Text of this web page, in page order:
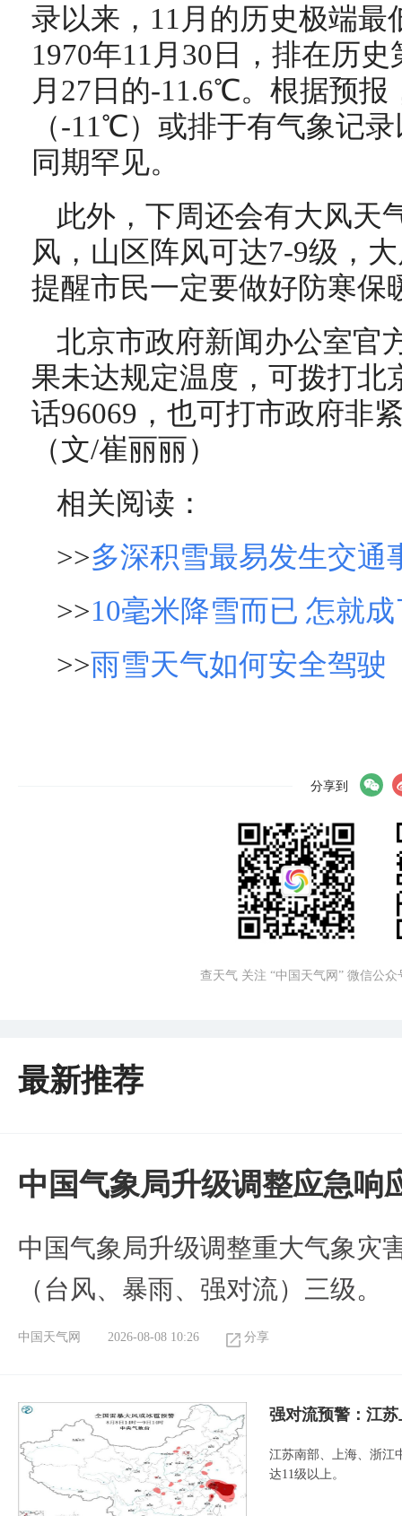
录以来，11月的历史极端
1970年11月30日，排在历
月27日的-11.6℃。根据预报
（-11℃）或排于有气象记
同期罕见。
此外，下周还会有大风天
风，山区阵风可达7-9级，
提醒市民一定要做好防寒保
北京市政府新闻办公室官
果未达规定温度，可拨打北
话96069，也可打市政府非
（文/崔丽丽）
相关阅读：
>>多深积雪最易发生交通
>>10毫米降雪而已 怎就
>>雨雪天气如何安全驾驶
分享到
查天气 关注 “中国天气网” 微信公众
最新推荐
中国气象局升级调整应急响
中国气象局升级调整重大气象灾
（台风、暴雨、强对流）三级。
中国天气网 2026-08-08 10:26 分享
强对流预警：江
江苏南部、上海、浙江
达11级以上。